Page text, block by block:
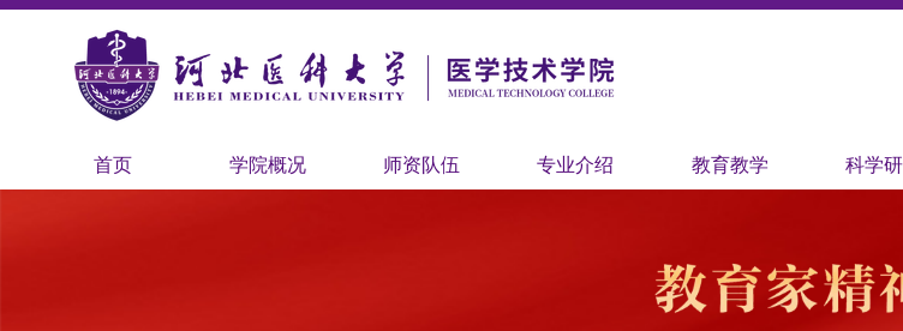
首页 学院概况 师资队伍 专业介绍 教育教学 科学